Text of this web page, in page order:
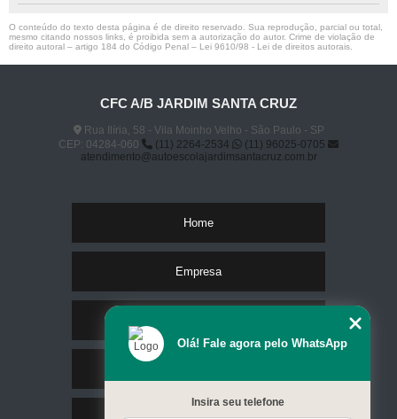
O conteúdo do texto desta página é de direito reservado. Sua reprodução, parcial ou total,
mesmo citando nossos links, é proibida sem a autorização do autor. Crime de violação de
direito autoral – artigo 184 do Código Penal – Lei 9610/98 - Lei de direitos autorais
CFC A/B JARDIM SANTA CRUZ
Rua Ilíria, 58 - Vila Moinho Velho - São Paulo - SP
CEP: 04284-060
(11) 2264-2534
(11) 96025-0705
atendimento@autoescolajardimsantacruz.com.br
Home
Empresa
Olá! Fale agora pelo WhatsApp
Insira seu telefone